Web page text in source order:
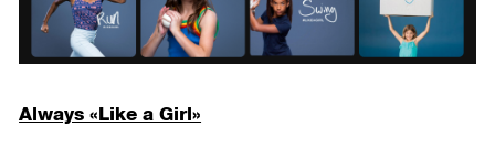
Always «Like a Girl»